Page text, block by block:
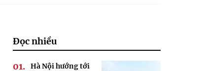
Đọc nhiều
Hà Nội hướng tới